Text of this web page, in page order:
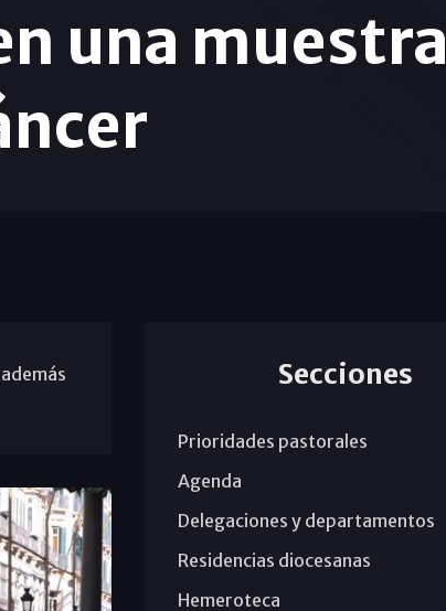
una muestra
Secciones
Prioridades pastorales
Agenda
Delegaciones y departamentos
Residencias diocesanas
Hemeroteca